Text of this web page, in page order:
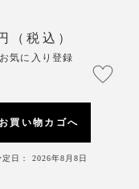
年かけてゆっくり
、いくつもの検査
ます。
のMGOは微量。熟
トン）という成分
したところでボト
ている安価なもの
表記もバラバラ。
（税込）
気に入り登録
お買い物カゴへ
日： 2026年8月8日